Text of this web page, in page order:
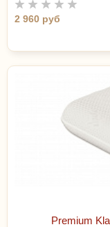
2 960 руб
Premium